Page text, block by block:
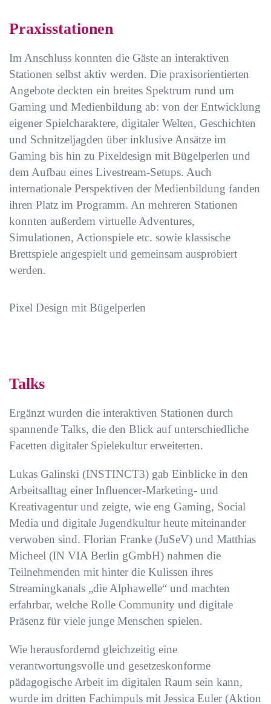
Praxisstationen
Im Anschluss konnten die Gäste an interaktiven
Stationen selbst aktiv werden. Die praxisorientierten
Angebote deckten ein breites Spektrum rund um
Gaming und Medienbildung ab: von der Entwicklung
eigener Spielcharaktere, digitaler Welten, Geschichten
und Schnitzeljagden über inklusive Ansätze im
Gaming bis hin zu Pixeldesign mit Bügelperlen und
dem Aufbau eines Livestream-Setups. Auch
internationale Perspektiven der Medienbildung fanden
ihren Platz im Programm. An mehreren Stationen
konnten außerdem virtuelle Adventures,
Simulationen, Actionspiele etc. sowie klassische
Brettspiele angespielt und gemeinsam ausprobiert
werden.
Pixel Design mit Bügelperlen
Talks
Ergänzt wurden die interaktiven Stationen durch
spannende Talks, die den Blick auf unterschiedliche
Facetten digitaler Spielekultur erweiterten.
Lukas Galinski (INSTINCT3) gab Einblicke in den
Arbeitsalltag einer Influencer-Marketing- und
Kreativagentur und zeigte, wie eng Gaming, Social
Media und digitale Jugendkultur heute miteinander
verwoben sind. Florian Franke (JuSeV) und Matthias
Micheel (IN VIA Berlin gGmbH) nahmen die
Teilnehmenden mit hinter die Kulissen ihres
Streamingkanals „die Alphawelle“ und machten
erfahrbar, welche Rolle Community und digitale
Präsenz für viele junge Menschen spielen.
Wie herausfordernd gleichzeitig eine
verantwortungsvolle und gesetzeskonforme
pädagogische Arbeit im digitalen Raum sein kann,
wurde im dritten Fachimpuls mit Jessica Euler (Aktion